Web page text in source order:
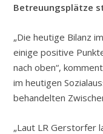
Betreuungsplätze
„Die heutige Bilanz
einige positive
nach oben“,
im heutigen
behandelten
„Laut LR Gerstorfer